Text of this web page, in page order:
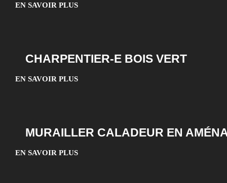
EN SAVOIR PLUS
CHARPENTIER-E BOIS VERT
EN SAVOIR PLUS
MURAILLER CALADEUR EN
EN SAVOIR PLUS